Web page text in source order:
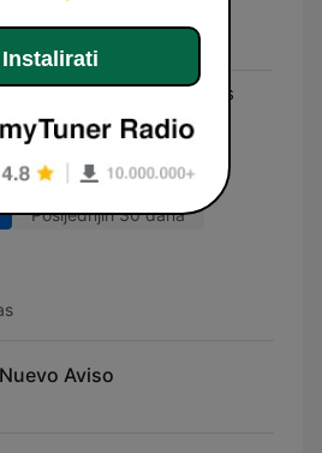
Chokolata
El Compa Carlos - Carlos
Nuñez
Posljednjih 30 dana
Aviso
Instalirati